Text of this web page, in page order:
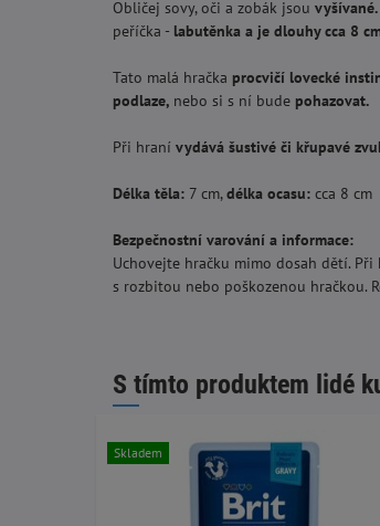
Obličej sovy, oči a zobák jsou vyšívané.
peříčka - labutěnka a je dlouhy cca 8
Tato malá hračka procvičí lovecké
podlaze, nebo si s ní bude pohazovat.
Při hraní vydává šustivé či křupavé
Délka těla: 7 cm,délka ocasu: cca 8 cm
Bezpečnostní varování a informace:
Uchovejte hračku mimo dosah dětí.
s rozbitou nebo poškozenou hračkou.
S tímto produktem lidé
Skladem